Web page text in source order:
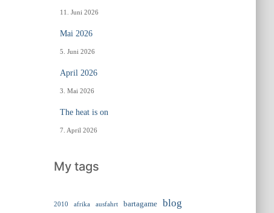
11. Juni 2026
Mai 2026
5. Juni 2026
April 2026
3. Mai 2026
The heat is on
7. April 2026
My tags
2010 afrika ausfahrt bartagame blog